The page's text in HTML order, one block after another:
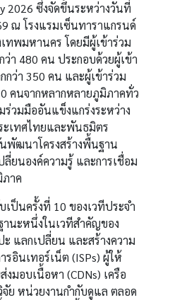
2026 ซึ่งจัดขึ้นระหว่างวันที่
ณ โรงแรมเซ็นทาราแกรนด์
ทพมหานคร โดยมีผู้เข้าร่วม
า 480 คน ประกอบด้วยผู้เข้า
กว่า 350 คน และผู้เข้าร่วม
คนจากหลากหลายภูมิภาคทั่ว
ร่วมมืออันแข็งแกร่งระหว่าง
ะเทศไทยและพันธมิตร
พัฒนาโครงสร้างพื้นฐาน
ยนองค์ความรู้ และการเชื่อม
าค
นครั้งที่ 10 ของเวทีประจำ
นะหนึ่งในเวทีสำคัญของ
แลกเปลี่ยน และสร้างความ
รอินเทอร์เน็ต (ISPs) ผู้ให้
งมอบเนื้อหา (CDNs) เครือ
ย หน่วยงานกำกับดูแล ตลอด